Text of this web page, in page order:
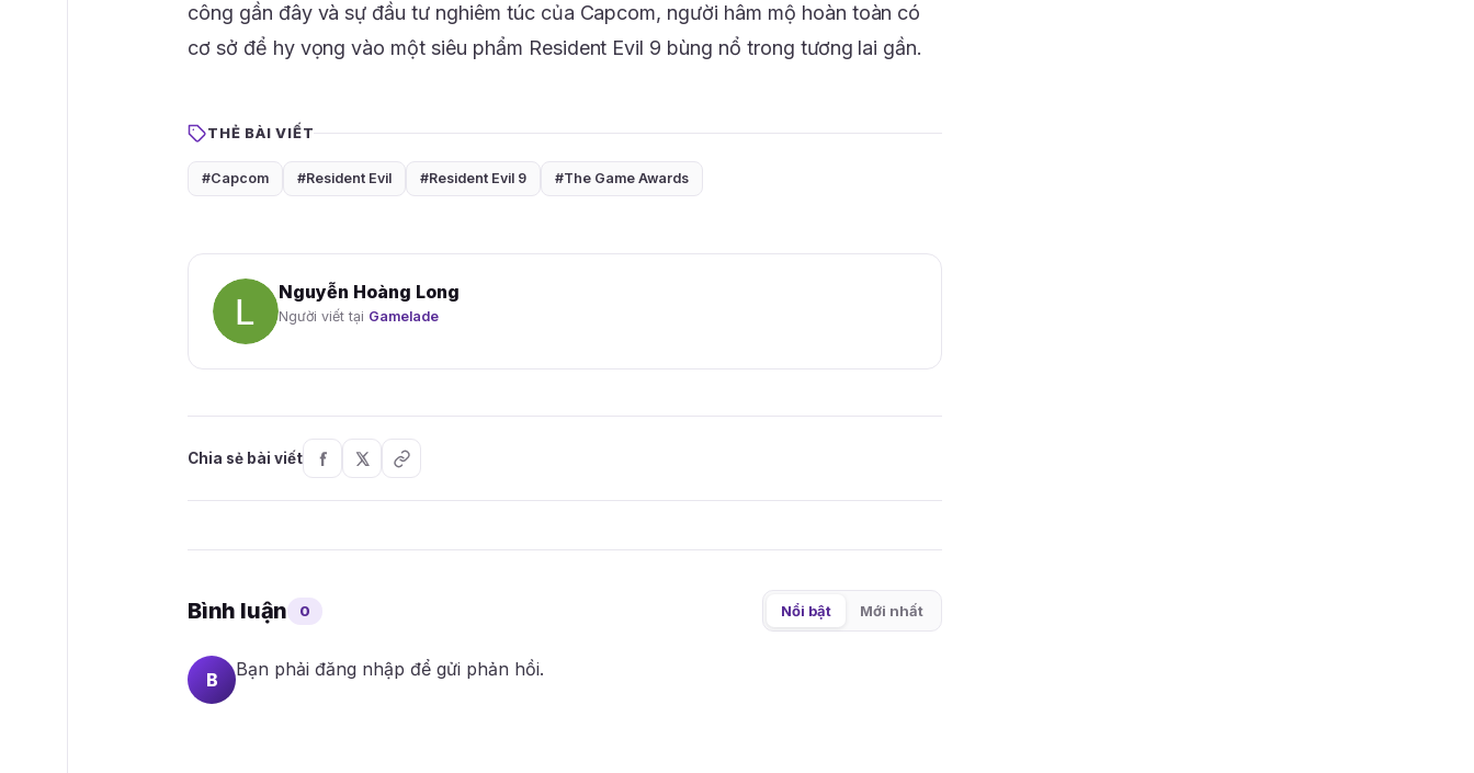
công gần đây và sự đầu tư nghiêm túc của Capcom, người hâm mộ hoàn toàn có
cơ sở để hy vọng vào một siêu phẩm Resident Evil 9 bùng nổ trong tương lai gần.
THẺ BÀI VIẾT
#Capcom #Resident Evil #Resident Evil 9 #The Game Awards
Nguyễn Hoàng Long
Người viết tại Gamelade
Chia sẻ bài viết
Bình luận 0 Nổi bật Mới nhất
B Bạn phải đăng nhập để gửi phản hồi.